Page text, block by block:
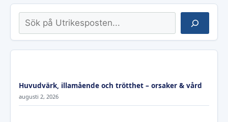
Sök
Huvudvärk, illamående och trötthet – orsaker & vård
augusti 2, 2026